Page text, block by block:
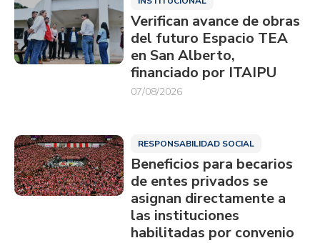
Verifican avance de obras
del futuro Espacio TEA
en San Alberto,
financiado por ITAIPU
07/08/2026
RESPONSABILIDAD SOCIAL
Beneficios para becarios
de entes privados se
asignan directamente a
las instituciones
habilitadas por convenio